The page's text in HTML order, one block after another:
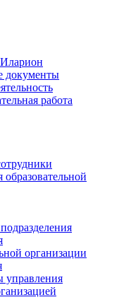
документы
работа
организации
управления